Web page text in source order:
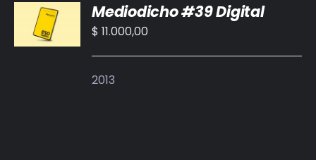
AL
CARRITO
/
Mediodicho #39 Digital
$ 11.000,00
2013